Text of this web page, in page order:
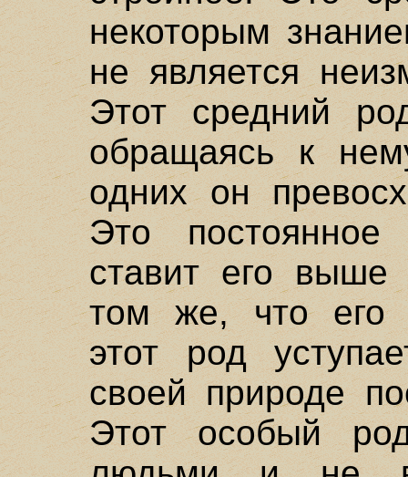
некоторым
не является
Этот средний
обращаясь к
одних он
Это
ставит его выше
том же, что его
этот род
своей природе
Этот особый